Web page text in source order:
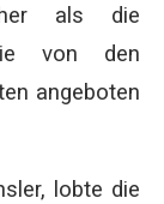
als die
von den
angeboten
lobte die